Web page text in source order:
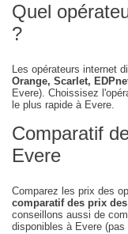
Quel
?
Les opérateurs internet
Orange, Scarlet,
Evere). Choissisez
le plus rapide à Evere.
Comparatif
Evere
Comparez les prix des
comparatif des prix
conseillons aussi de
disponibles à Evere